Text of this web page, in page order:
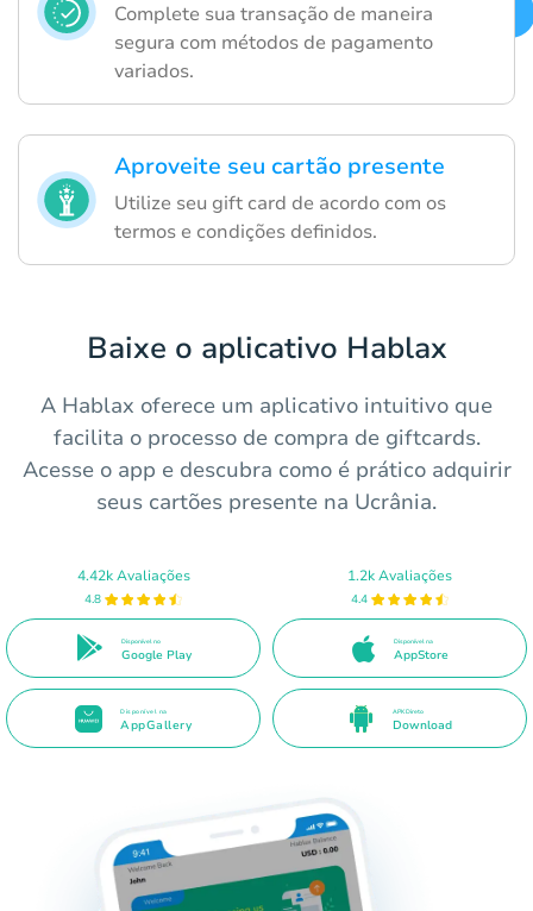
Complete sua transação de maneira
segura com métodos de pagamento
variados.
Aproveite seu cartão presente
Utilize seu gift card de acordo com os
termos e condições definidos.
Baixe o aplicativo Hablax
A Hablax oferece um aplicativo intuitivo que
facilita o processo de compra de giftcards.
Acesse o app e descubra como é prático adquirir
seus cartões presente na Ucrânia.
4.42k Avaliações
4.8
Disponível no
Google Play
1.2k Avaliações
4.4
Disponível na
AppStore
Disponível na
AppGallery
APK Direto
Download